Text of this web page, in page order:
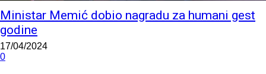
Ministar Memić dobio nagradu za humani gest
godine
17/04/2024
0